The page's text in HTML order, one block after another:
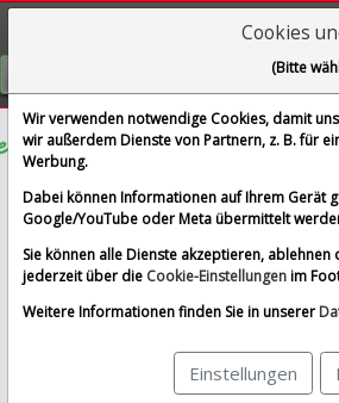
Angi Inc.
im Vergleich mit Airbus SE,
Angi Inc. (Echtzeit USD)
Cookies
(Bitte
Wir verwenden notwendige Cookies, damit
wir außerdem Dienste von Partnern, z. B. für
Werbung.
Dabei können Informationen auf Ihrem Gerät
Google/YouTube oder Meta übermittelt
Sie können alle Dienste akzeptieren,
jederzeit über die Cookie-Einstellungenim
Weitere Informationen finden Sie in unserer
Einstellungen